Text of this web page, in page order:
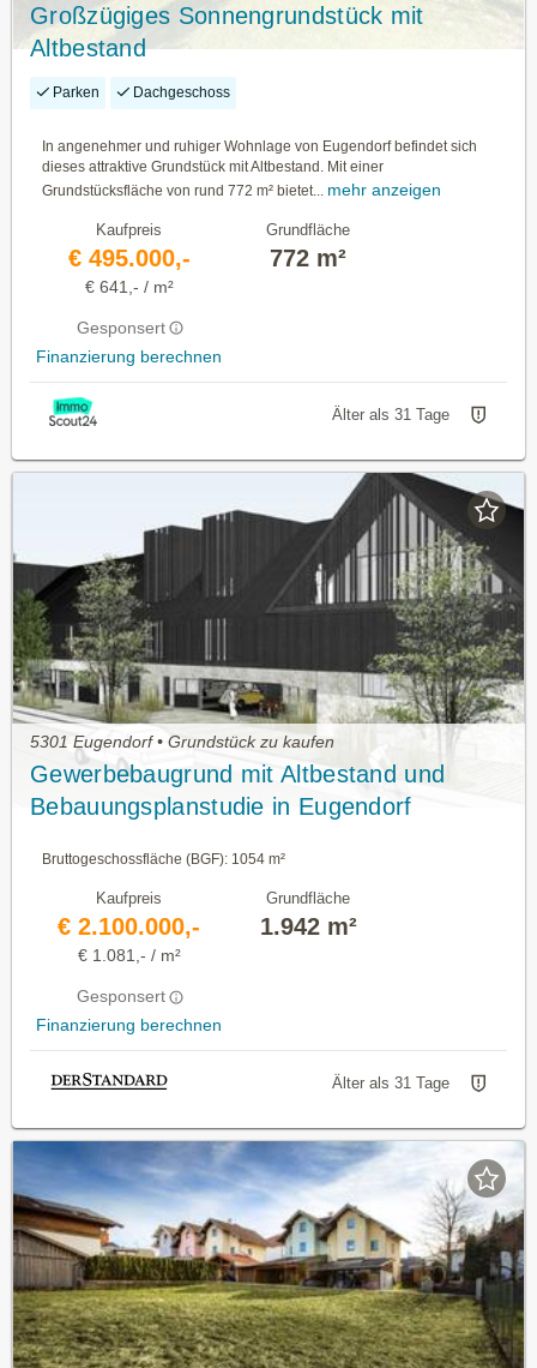
Großzügiges Sonnengrundstück mit
Altbestand
Parken Dachgeschoss
In angenehmer und ruhiger Wohnlage von Eugendorf befindet sich
dieses attraktive Grundstück mit Altbestand. Mit einer
Grundstücksfläche von rund 772 m² bietet... mehr anzeigen
Kaufpreis
€ 495.000,-
€ 641,- / m²
Gesponsert
Finanzierung berechnen
Grundfläche
772 m²
Älter als 31 Tage
5301 Eugendorf • Grundstück zu kaufen
Gewerbebaugrund mit Altbestand und
Bebauungsplanstudie in Eugendorf
Bruttogeschossfläche (BGF): 1054 m²
Kaufpreis
€ 2.100.000,-
€ 1.081,- / m²
Gesponsert
Finanzierung berechnen
Grundfläche
1.942 m²
Älter als 31 Tage